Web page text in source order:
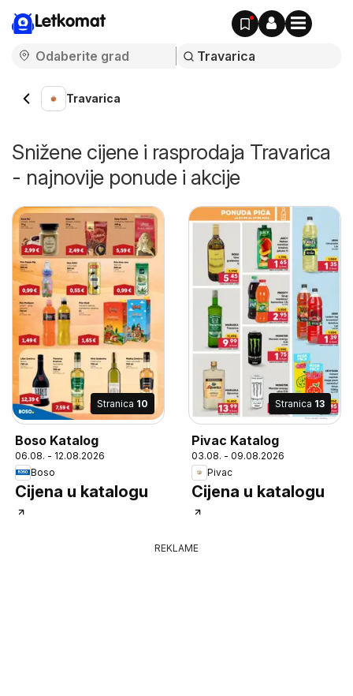
Letkomat
Travarica
Snižene cijene i rasprodaja Travarica
- najnovije ponude i akcije
Stranica 10
Boso Katalog
06.08. - 12.08.2026
Boso
Cijena u katalogu
Stranica 13
Pivac Katalog
03.08. - 09.08.2026
Pivac
Cijena u katalogu
REKLAME